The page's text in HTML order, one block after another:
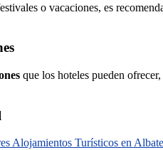
o vacaciones, es
que los hoteles pueden
Alojamientos Turísticos en